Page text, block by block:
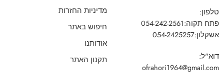
טלפון:
פתח תקוה:054-242-2561
אשקלון:054-2425257
דוא"ל:
ofrahori1964@gmail.com
מדיניות החזרות
חיפוש באתר
אודותנו
תקנון האתר